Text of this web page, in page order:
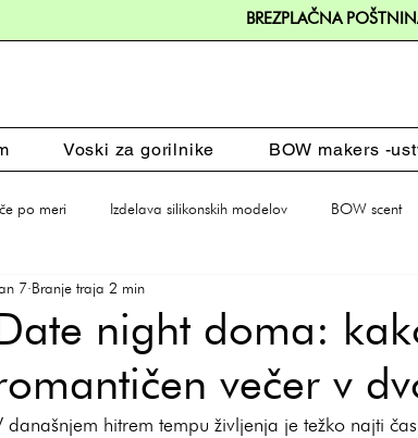
BREZPLAČNA
Voski za gorilnike BOW makers -
po meri Izdelava silikonskih modelov BOW scent
Dišeče sveče
night doma:
večer v
7 Branje traja 2 min
današnjem hitrem tempu življenja je težko najti